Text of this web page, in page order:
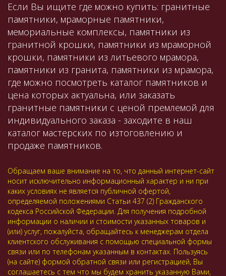
Если Вы ищите где можно купить: гранитные
памятники, мраморные памятники,
мемориальные комплексы, памятники из
гранитной крошки, памятники из мраморной
крошки, памятники из литьевого мрамора,
памятники из гранита, памятники из мрамора,
где можно посмотреть каталог памятников и
цена которых актуальна, или заказать
гранитные памятники с ценой премлемой для
индивидуального заказа - заходите в наш
каталог мастерских по изтоговлению и
продаже памятников.
Обращаем ваше внимание на то, что данный интернет-сайт
носит исключительно информационный характер и ни при
каких условиях не является публичной офертой,
определяемой положениями Статьи 437 (2) Гражданского
кодекса Российской Федерации. Для получения подробной
информации о наличии и стоимости указанных товаров и
(или) услуг, пожалуйста, обращайтесь к менеджерам отдела
клиентского обслуживания с помощью специальной формы
связи или по телефонам указанным в контактах. Пользуясь
(на сайте) формой обратной связи или регистрацией, Вы
соглашаетесь с тем что мы будем хранить указанную Вами,